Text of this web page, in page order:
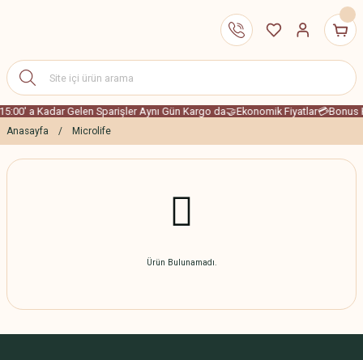
a Kadar Gelen Sparişler Aynı Gün Kargo da🤝Ekonomik Fiyatlar💳Bonus
Anasayfa Microlife
Ürün Bulunamadı.